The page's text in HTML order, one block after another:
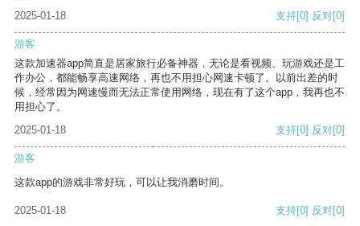
2025-01-18
支持[0] 反对[0]
游客
这款加速器app简直是居家旅行必备神器，无论是看视频、玩游戏还是工
作办公，都能畅享高速网络，再也不用担心网速卡顿了。以前出差的时
候，经常因为网速慢而无法正常使用网络，现在有了这个app，我再也不
用担心了。
2025-01-18
支持[0] 反对[0]
游客
这款app的游戏非常好玩，可以让我消磨时间。
2025-01-18 支持[0] 反对[0]